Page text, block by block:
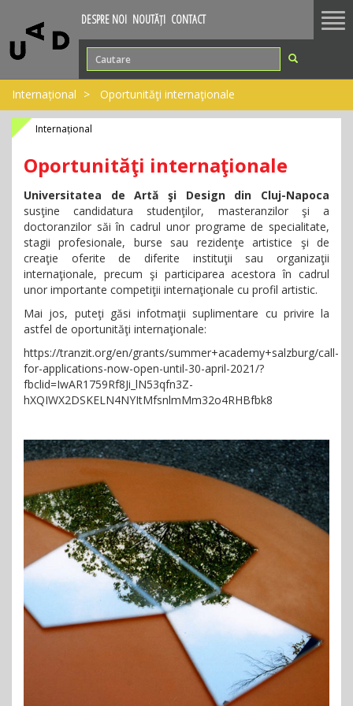
DESPRE NOI NOUTĂȚI CONTACT
Internațional Oportunităţi internaţionale
Internațional
Oportunităţi internaţionale
Universitatea de Artă şi Design din Cluj-Napoca
susţine candidatura studenţilor, masteranzilor şi a
doctoranzilor săi în cadrul unor programe de specialitate,
stagii profesionale, burse sau rezidenţe artistice şi de
creaţie oferite de diferite instituţii sau organizaţii
internaţionale, precum şi participarea acestora în cadrul
unor importante competiţii internaţionale cu profil artistic.
Mai jos, puteţi găsi infotmaţii suplimentare cu privire la
astfel de oportunităţi internaţionale:
https://tranzit.org/en/grants/summer+academy+salzburg/call-
for-applications-now-open-until-30-april-2021/?
fbclid=IwAR1759Rf8Ji_lN53qfn3Z-
hXQIWX2DSKELN4NYItMfsnlmMm32o4RHBfbk8